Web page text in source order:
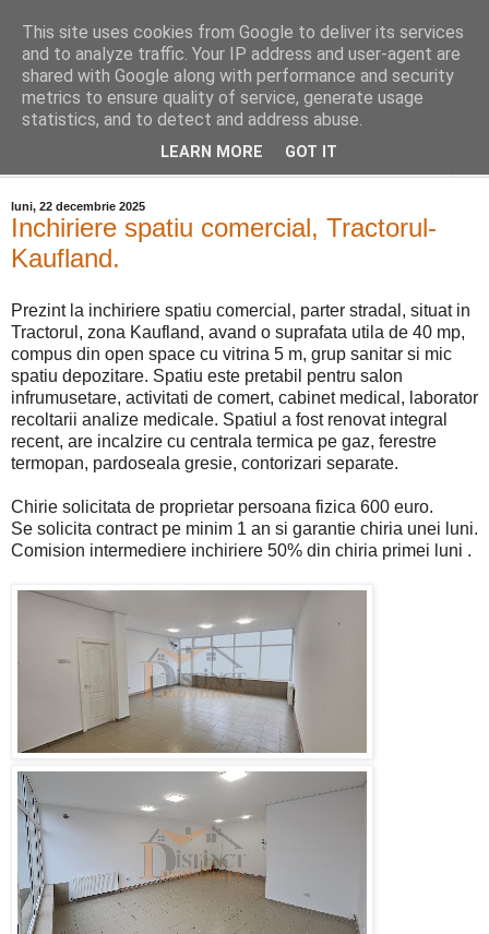
Distinct Imobiliare
Adrian Cocis 0742 129 909 ; Vasile Baciu 0768 440 185
luni, 22 decembrie 2025
Inchiriere spatiu comercial, Tractorul-
Kaufland.
Prezint la inchiriere spatiu comercial, parter stradal, situat in
Tractorul, zona Kaufland, avand o suprafata utila de 40 mp,
compus din open space cu vitrina 5 m, grup sanitar si mic
spatiu depozitare. Spatiu este pretabil pentru salon
infrumusetare, activitati de comert, cabinet medical, laborator
recoltarii analize medicale. Spatiul a fost renovat integral
recent, are incalzire cu centrala termica pe gaz, ferestre
termopan, pardoseala gresie, contorizari separate.
Chirie solicitata de proprietar persoana fizica 600 euro.
Se solicita contract pe minim 1 an si garantie chiria unei luni.
Comision intermediere inchiriere 50% din chiria primei luni .
This site uses cookies from Google to deliver its services
and to analyze traffic. Your IP address and user-agent are
shared with Google along with performance and security
metrics to ensure quality of service, generate usage
statistics, and to detect and address abuse.
LEARN MORE GOT IT